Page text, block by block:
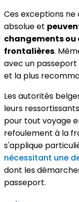
Ces exceptions
absolue et
changements
frontalières.
avec un passeport
et la plus
Les autorités
leurs
pour tout voyage
refoulement à la
s'applique
nécessitant une
dont les
passeport.